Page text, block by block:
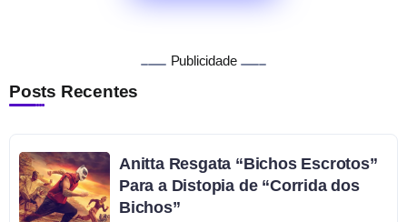
Publicidade
Posts Recentes
Anitta Resgata “Bichos Escrotos”
Para a Distopia de “Corrida dos
Bichos”